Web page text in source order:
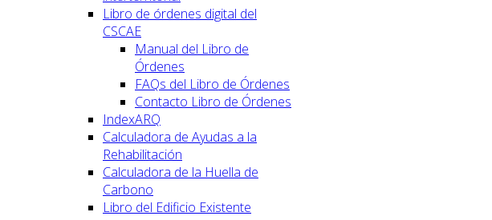
Libro de órdenes digital del
CSCAE
Manual del Libro de
Órdenes
FAQs del Libro de Órdenes
Contacto Libro de Órdenes
IndexARQ
Calculadora de Ayudas a la
Rehabilitación
Calculadora de la Huella de
Carbono
Libro del Edificio Existente